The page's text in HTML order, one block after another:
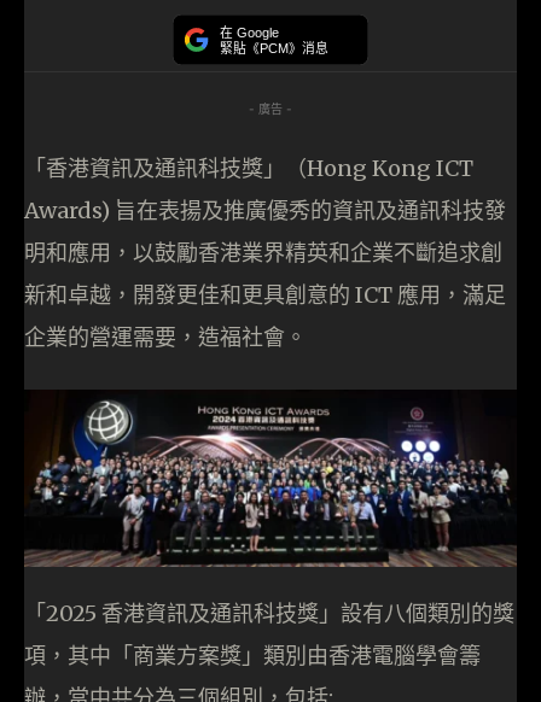
在 Google
緊貼《PCM》消息
- 廣告 -
「香港資訊及通訊科技獎」（Hong Kong ICT
Awards) 旨在表揚及推廣優秀的資訊及通訊科技發
明和應用，以鼓勵香港業界精英和企業不斷追求創
新和卓越，開發更佳和更具創意的 ICT 應用，滿足
企業的營運需要，造福社會。
「2025 香港資訊及通訊科技獎」設有八個類別的獎
項，其中「商業方案獎」類別由香港電腦學會籌